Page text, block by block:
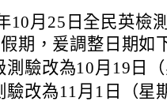
10月25日全民英檢
期，爰調整日期如
測驗改為10月19日
驗改為11月1日（星